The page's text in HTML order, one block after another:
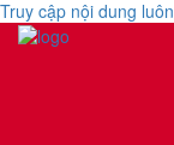
Truy cập nội dung luôn